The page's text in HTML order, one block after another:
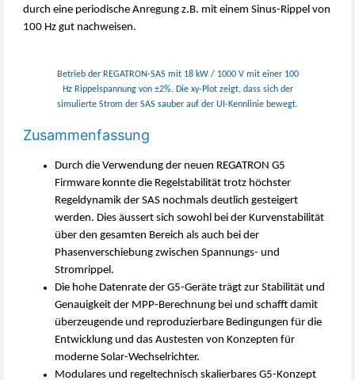
durch eine periodische Anregung z.B. mit einem Sinus-Rippel von
100 Hz gut nachweisen.
Betrieb der REGATRON-SAS mit 18 kW / 1000 V mit einer 100
Hz Rippelspannung von ±2%. Die xy-Plot zeigt, dass sich der
simulierte Strom der SAS sauber auf der UI-Kennlinie bewegt.
Zusammenfassung
Durch die Verwendung der neuen REGATRON G5
Firmware konnte die Regelstabilität trotz höchster
Regeldynamik der SAS nochmals deutlich gesteigert
werden. Dies äussert sich sowohl bei der Kurvenstabilität
über den gesamten Bereich als auch bei der
Phasenverschiebung zwischen Spannungs- und
Stromrippel.
Die hohe Datenrate der G5-Geräte trägt zur Stabilität und
Genauigkeit der MPP-Berechnung bei und schafft damit
überzeugende und reproduzierbare Bedingungen für die
Entwicklung und das Austesten von Konzepten für
moderne Solar-Wechselrichter.
Modulares und regeltechnisch skalierbares G5-Konzept